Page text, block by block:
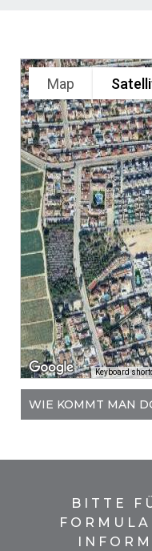
Map
Keyboard
WIE KOMMT MAN
BITTE